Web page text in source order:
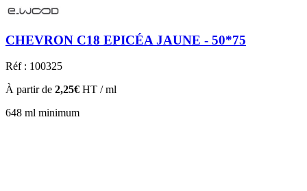
CHEVRON C18 EPICÉA JAUNE - 50*75
Réf : 100325
À partir de 2,25€ HT / ml
648 ml minimum